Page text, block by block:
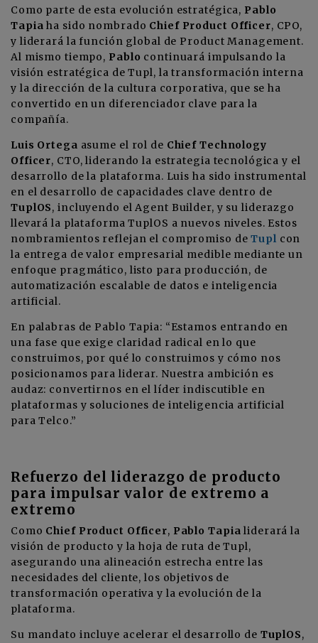
Como parte de esta evolución estratégica, Pablo
Tapia ha sido nombrado Chief Product Officer, CPO,
y liderará la función global de Product Management.
Al mismo tiempo, Pablo continuará impulsando la
visión estratégica de Tupl, la transformación interna
y la dirección de la cultura corporativa, que se ha
convertido en un diferenciador clave para la
compañía.
Luis Ortega asume el rol de Chief Technology
Officer, CTO, liderando la estrategia tecnológica y el
desarrollo de la plataforma. Luis ha sido instrumental
en el desarrollo de capacidades clave dentro de
TuplOS, incluyendo el Agent Builder, y su liderazgo
llevará la plataforma TuplOS a nuevos niveles. Estos
nombramientos reflejan el compromiso deTupl con
la entrega de valor empresarial medible mediante un
enfoque pragmático, listo para producción, de
automatización escalable de datos e inteligencia
artificial.
En palabras de Pablo Tapia: “Estamos entrando en
una fase que exige claridad radical en lo que
construimos, por qué lo construimos y cómo nos
posicionamos para liderar. Nuestra ambición es
audaz: convertirnos en el líder indiscutible en
plataformas y soluciones de inteligencia artificial
para Telco.”
Refuerzo del liderazgo de producto
para impulsar valor de extremo a
extremo
Como Chief Product Officer, Pablo Tapia liderará la
visión de producto y la hoja de ruta de Tupl,
asegurando una alineación estrecha entre las
necesidades del cliente, los objetivos de
transformación operativa y la evolución de la
plataforma.
Su mandato incluye acelerar el desarrollo de TuplOS,